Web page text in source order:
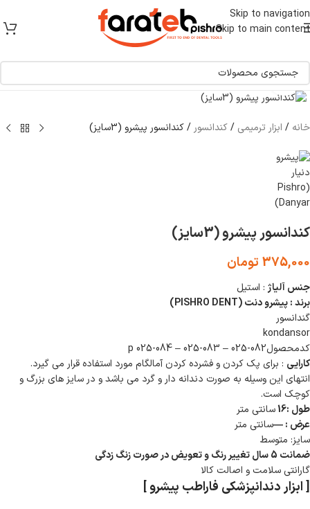
Skip to navigation
Skip to main content
برای بزرگنمایی کلیک کنید
خانه / ابزار ترمیمی /کندانسور /کندانسور پیشرو (3سایز)
کندانسور پیشرو (3سایز)
375,000 تومان
جنس آلیاژ : استیل
برند : پیشرو دنت (PISHRO DENT)
گندانسور
kondansor
کدمحصول082-025 – 083-025 – 084-025 p
کارایی : برای پک کردن و فشرده کردن آمالگام مورد استفاده قرار می گیرد.
انتهای این وسیله به صورت دندانه دار و گرد می باشد و در سایز های بزرگ و
کوچک است.
طول :16
سانتی متر
عرض : —سانتی متر
سایز: متوسط
ضمانت 5 سال تغییر رنگ و تعویض در صورت زنگ زدگی
گارانتی سلامت و اصالت کالا
[ ابزار دندانپزشکی فاراطب پیشرو ]